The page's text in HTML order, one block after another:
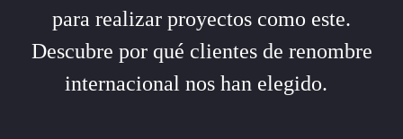
para realizar proyectos como este.
Descubre por qué clientes de renombre
internacional nos han elegido.